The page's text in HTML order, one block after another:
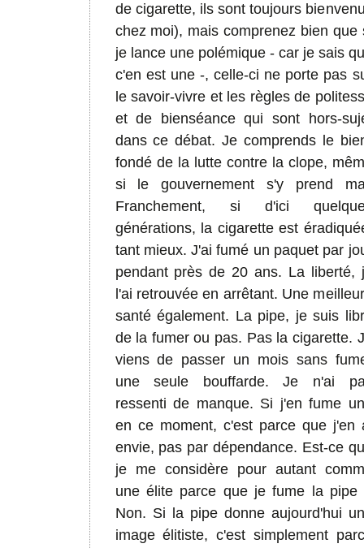
de cigarette, ils sont toujours
chez moi), mais comprenez bien que
je lance une polémique - car je sais
c'en est une -, celle-ci ne porte pas
le savoir-vivre et les règles de
et de bienséance qui sont hors-
dans ce débat. Je comprends le
fondé de la lutte contre la clope,
si le gouvernement s'y prend
Franchement, si d'ici
générations, la cigarette est
tant mieux. J'ai fumé un paquet par
pendant près de 20 ans. La liberté,
l'ai retrouvée en arrêtant. Une
santé également. La pipe, je suis
de la fumer ou pas. Pas la cigarette.
viens de passer un mois sans
une seule bouffarde. Je n'ai
ressenti de manque. Si j'en fume
en ce moment, c'est parce que j'en
envie, pas par dépendance. Est-ce
je me considère pour autant
une élite parce que je fume la pipe
Non. Si la pipe donne aujourd'hui
image élitiste, c'est simplement